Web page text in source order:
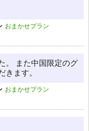
おまかせプラン
。 また中国限定のグ
きます。
おまかせプラン